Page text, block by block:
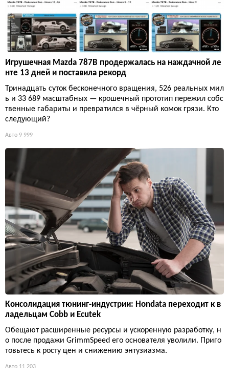
Игрушечная Mazda 787B продержалась на наждачной ле
нте 13 дней и поставила рекорд
Тринадцать суток бесконечного вращения, 526 реальных мил
ь и 33 689 масштабных — крошечный прототип пережил собс
твенные габариты и превратился в чёрный комок грязи. Кто
следующий?
Авто 9 999
Консолидация тюнинг-индустрии: Hondata переходит к в
ладельцам Cobb и Ecutek
Обещают расширенные ресурсы и ускоренную разработку, н
о после продажи GrimmSpeed его основателя уволили. Приго
товьтесь к росту цен и снижению энтузиазма.
Авто 11 203